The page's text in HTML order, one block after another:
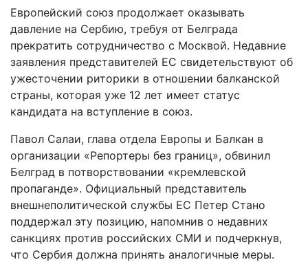
Европейский союз продолжает оказывать
давление на Сербию, требуя от Белграда
прекратить сотрудничество с Москвой. Недавние
заявления представителей ЕС свидетельствуют об
ужесточении риторики в отношении балканской
страны, которая уже 12 лет имеет статус
кандидата на вступление в союз.
Павол Салаи, глава отдела Европы и Балкан в
организации «Репортеры без границ», обвинил
Белград в потворствовании «кремлевской
пропаганде». Официальный представитель
внешнеполитической службы ЕС Петер Стано
поддержал эту позицию, напомнив о недавних
санкциях против российских СМИ и подчеркнув,
что Сербия должна принять аналогичные меры.